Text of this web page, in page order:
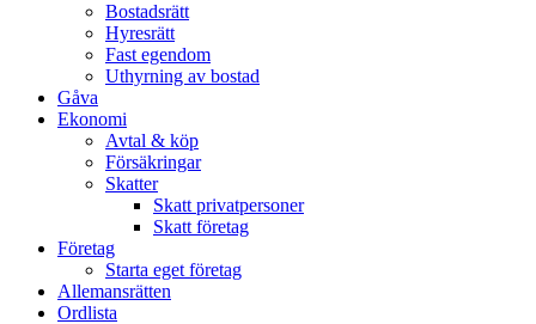
Bostadsrätt
Hyresrätt
Fast egendom
Uthyrning av bostad
Gåva
Ekonomi
Avtal & köp
Försäkringar
Skatter
Skatt privatpersoner
Skatt företag
Företag
Starta eget företag
Allemansrätten
Ordlista